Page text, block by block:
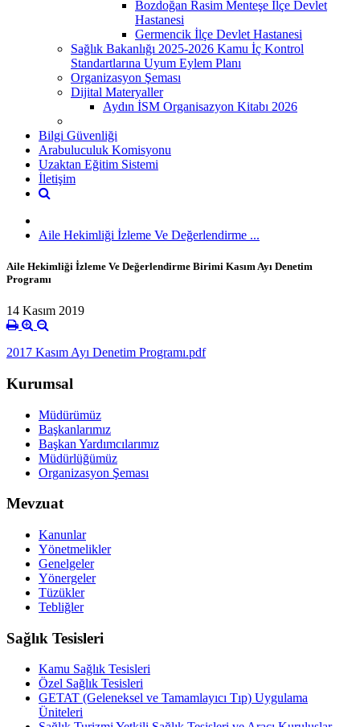
Bozdoğan Rasim Menteşe İlçe Devlet
Hastanesi
Germencik İlçe Devlet Hastanesi
Sağlık Bakanlığı 2025-2026 Kamu İç Kontrol
Standartlarına Uyum Eylem Planı
Organizasyon Şeması
Dijital Materyaller
Aydın İSM Organisazyon Kitabı 2026
Bilgi Güvenliği
Arabuluculuk Komisyonu
Uzaktan Eğitim Sistemi
İletişim
Aile Hekimliği İzleme Ve Değerlendirme ...
Aile Hekimliği İzleme Ve Değerlendirme Birimi Kasım Ayı Denetim
Programı
14 Kasım 2019
2017 Kasım Ayı Denetim Programı.pdf
Kurumsal
Müdürümüz
Başkanlarımız
Başkan Yardımcılarımız
Müdürlüğümüz
Organizasyon Şeması
Mevzuat
Kanunlar
Yönetmelikler
Genelgeler
Yönergeler
Tüzükler
Tebliğler
Sağlık Tesisleri
Kamu Sağlık Tesisleri
Özel Sağlık Tesisleri
GETAT (Geleneksel ve Tamamlayıcı Tıp) Uygulama
Üniteleri